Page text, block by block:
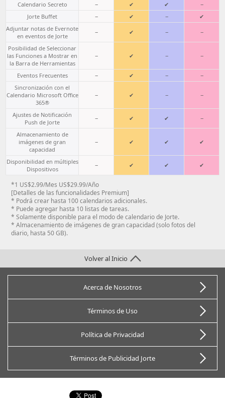
Calendario Secreto
− ✔ ✔
−
Jorte Buffet
− ✔ −
✔
Adjuntar notas de Evernote
en eventos de Jorte
− ✔ − −
Posibilidad de Seleccionar
las Funciones a Mostrar en
la Barra de Herramientas
− ✔ − −
Eventos Frecuentes − ✔ −
−
Sincronización con el
Calendario Microsoft Office
365®
− ✔ − −
Ajustes de Notificación
Push de Jorte
− ✔ ✔ −
Almacenamiento de
imágenes de gran
capacidad
− ✔ ✔ ✔
Disponibilidad en múltiples
Dispositivos
− ✔ ✔ ✔
*1 US$2.99/Mes US$29.99/Año
[Detalles de las funcionalidades Premium]
* Podrá crear hasta 100 calendarios adicionales.
* Puede agregar hasta 10 listas de tareas.
* Solamente disponible para el modo de calendario de Jorte.
* Almacenamiento de imágenes de gran capacidad (solo fotos del
diario, hasta 50 GB).
Acerca de Nosotros
Términos de Uso
Política de Privacidad
Términos de Publicidad Jorte
Volver al Inicio